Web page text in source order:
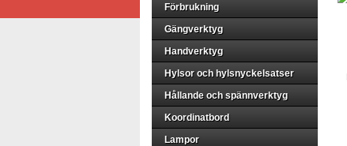
Förbrukning
Gängverktyg
Handverktyg
Hylsor och hylsnyckelsatser
Hållande och spännverktyg
Koordinatbord
Lampor